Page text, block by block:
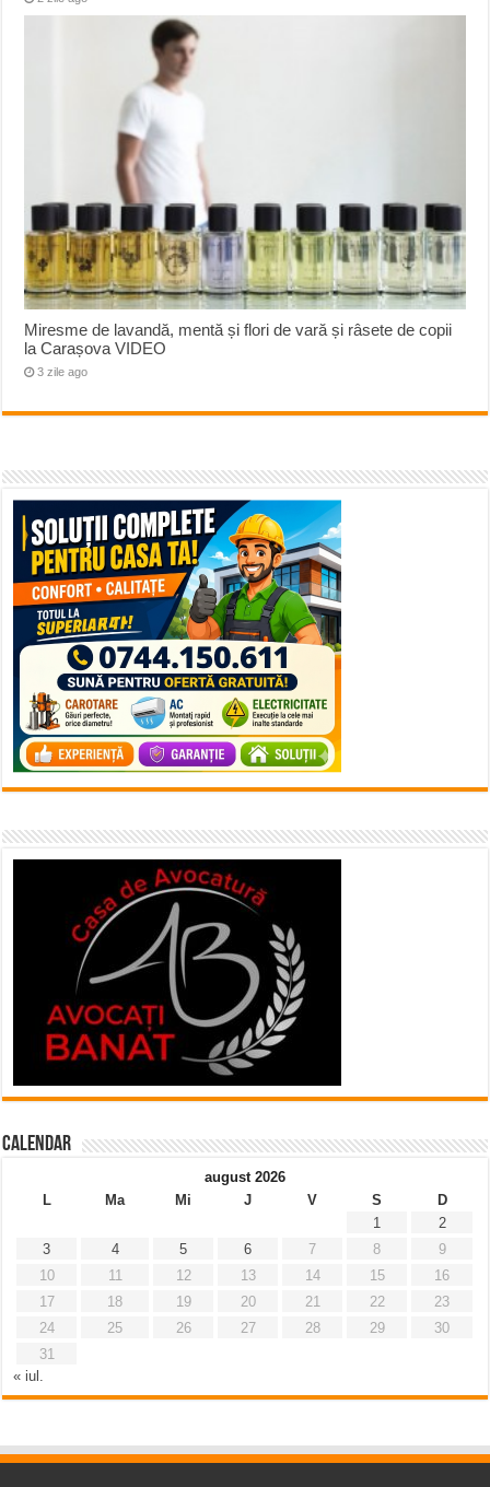
Miresme de lavandă, mentă și flori de vară și râsete de copii
la Carașova VIDEO
3 zile ago
Calendar
august 2026
L
Ma Mi J V S
D
1
2
3
4 5 6 7 8
9
10
11 12 13 14 15
16
17
18 19 20 21 22
23
24
25 26 27 28 29
30
31
« iul.